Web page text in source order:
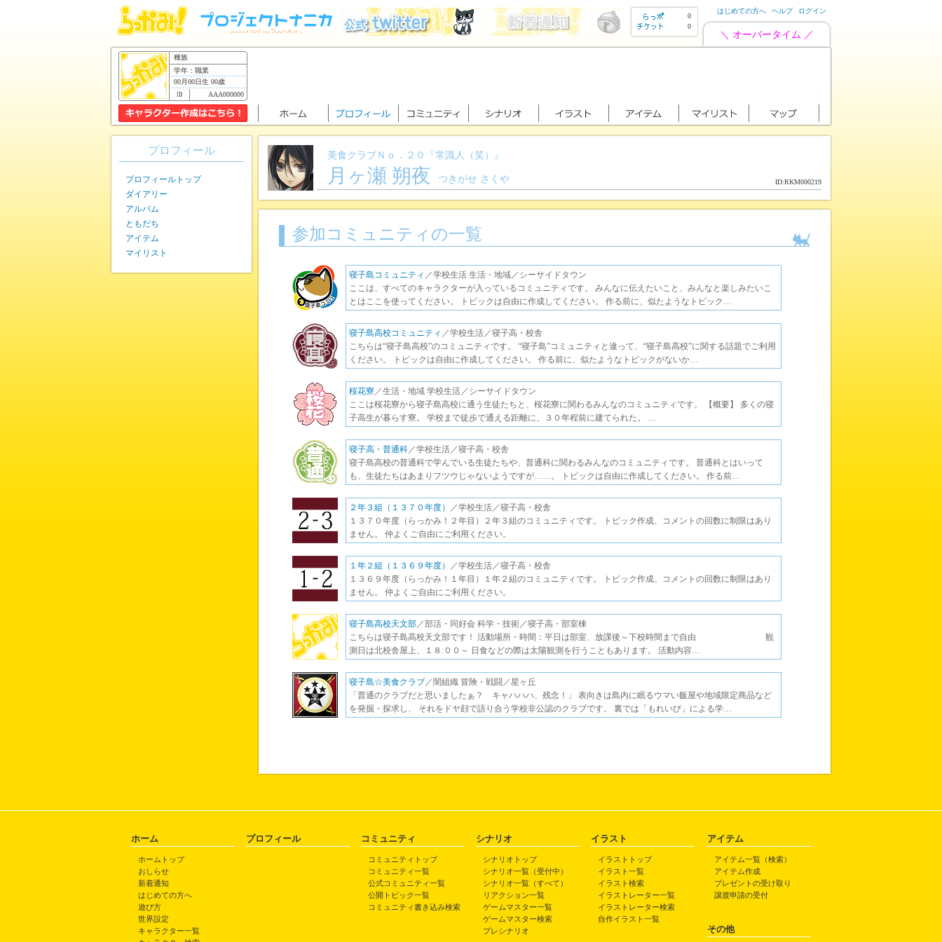
0
0
はじめての方へ ヘルプ ログイン
＼ オーバータイム ／
種族
学年：職業
00月00日生 00歳
AAA000000
美食クラブＮｏ．２０『常識人（笑）』
月ヶ瀬 朔夜 つきがせ さくや ID:RKM000219
参加コミュニティの一覧
寝子島コミュニティ ／学校生活 生活・地域／シーサイドタウン
ここは、すべてのキャラクターが入っているコミュニティです。 みんなに伝えたいこと、みんなと楽しみたいこ
とはここを使ってください。 トピックは自由に作成してください。 作る前に、似たようなトピック…
寝子島高校コミュニティ ／学校生活／寝子高・校舎
こちらは“寝子島高校”のコミュニティです。 “寝子島”コミュニティと違って、“寝子島高校”に関する話題でご利用
ください。 トピックは自由に作成してください。 作る前に、似たようなトピックがないか…
桜花寮／生活・地域 学校生活／シーサイドタウン
ここは桜花寮から寝子島高校に通う生徒たちと、桜花寮に関わるみんなのコミュニティです。 【概要】 多くの寝
子高生が暮らす寮。 学校まで徒歩で通える距離に、３０年程前に建てられた。 …
寝子高・普通科／学校生活／寝子高・校舎
寝子島高校の普通科で学んでいる生徒たちや、普通科に関わるみんなのコミュニティです。 普通科とはいって
も、生徒たちはあまりフツウじゃないようですが……。 トピックは自由に作成してください。 作る前…
２年３組（１３７０年度）
／学校生活／寝子高・校舎
１３７０年度（らっかみ！２年目）２年３組のコミュニティです。 トピック作成、コメントの回数に制限はあり
ません。 仲よくご自由にご利用ください。
１年２組（１３６９年度）
／学校生活／寝子高・校舎
１３６９年度（らっかみ！１年目）１年２組のコミュニティです。 トピック作成、コメントの回数に制限はあり
ません。 仲よくご自由にご利用ください。
寝子島高校天文部／部活・同好会 科学・技術／寝子高・部室棟
こちらは寝子島高校天文部です！ 活動場所・時間：平日は部室、放課後～下校時間まで自由 観
測日は北校舎屋上、１８:００～ 日食などの際は太陽観測を行うこともあります。 活動内容…
寝子島☆美食クラブ／闇組織 冒険・戦闘／星ヶ丘
「普通のクラブだと思いましたぁ？ キャハハハ、残念！」 表向きは島内に眠るウマい飯屋や地域限定商品など
を発掘・探求し、 それをドヤ顔で語り合う学校非公認のクラブです。 裏では「もれいび」による学…
プロフィール
プロフィールトップ
ダイアリー
アルバム
ともだち
アイテム
マイリスト
ホーム
ホームトップ
おしらせ
新着通知
はじめての方へ
遊び方
世界設定
キャラクター一覧
プロフィール コミュニティ
コミュニティトップ
コミュニティ一覧
公式コミュニティ一覧
公開トピック一覧
コミュニティ書き込み検索
シナリオ
シナリオトップ
シナリオ一覧（受付中）
シナリオ一覧（すべて）
リアクション一覧
ゲームマスター一覧
ゲームマスター検索
プレシナリオ
イラスト
イラストトップ
イラスト一覧
イラスト検索
イラストレーター一覧
イラストレーター検索
自作イラスト一覧
アイテム
アイテム一覧（検索）
アイテム作成
プレゼントの受け取り
譲渡申請の受付
その他